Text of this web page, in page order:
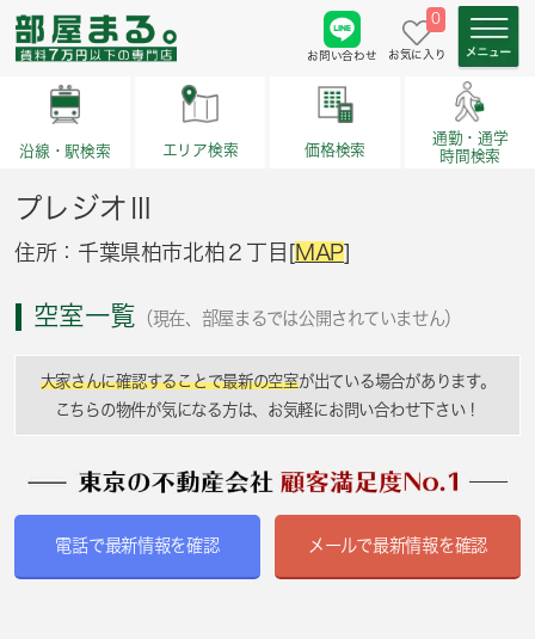
お問い合わせ
0
お気に入り
沿線・駅検索 エリア検索 価格検索
通勤・通学
時間検索
プレジオⅢ
住所：千葉県柏市北柏２丁目[MAP]
空室一覧 （現在、部屋まるでは公開されていません）
大家さんに確認することで最新の空室が出ている場合があります。
こちらの物件が気になる方は、お気軽にお問い合わせ下さい！
電話で最新情報を確認 メールで最新情報を確認